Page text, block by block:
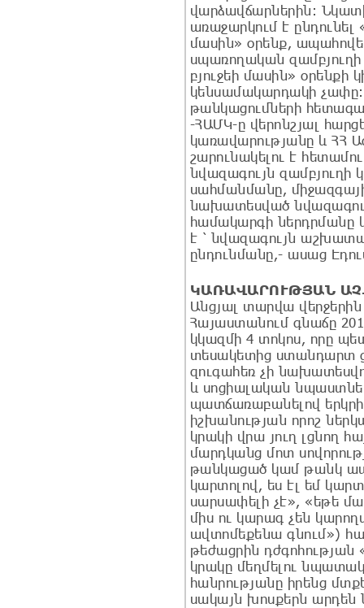
վարձավճարներին:
առաջարկում է
մասին» օրենք,
սպառողական
բյուջեի մասին»
կենսամակարդակի չափը:
թանկացումների
-ՀԱՄԿ-ը վերոնշյալ
կառավարությանը և ՀՀ
շարունակելու է
նվազագույն զամբյուղի
սահմանմանը,
նախատեսված
համակարգի ներդրմանը
է ՝ նվազագույն
ընդունմանը,- ասաց
ԿԱՌԱՎԱՐՈՒԹՅԱՆ
Անցյալ տարվա
Հայաստանում գնաճը
կկազմի 4 տոկոս, որը
տեսակետից ստանդարտ
զուգահեռ չի
և սոցիալական
պատճառաբանելով
իշխանության որոշ
կրակի վրա յուղ լցնող
մարդկանց մոտ
թանկացած կամ թանկ
կարտոլով, ես էլ եմ
սարսափելի չէ», «եթե
միս ու կարագ չեն
ավտոմեքենա գնում»)
թեժացրին
կրակը մեղմելու
հանրությանը իրենց
սակայն խոսքերն արդեն